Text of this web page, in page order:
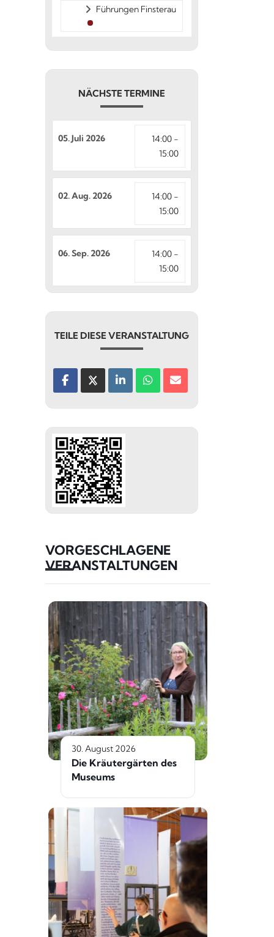
Führungen Finsterau
NÄCHSTE TERMINE
05. Juli 2026
14:00 -
15:00
02. Aug. 2026
14:00 -
15:00
06. Sep. 2026
14:00 -
15:00
TEILE DIESE VERANSTALTUNG
VORGESCHLAGENE
VERANSTALTUNGEN
30. August 2026
Die Kräutergärten des
Museums